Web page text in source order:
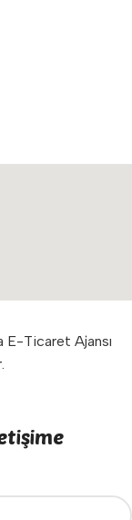
E-Ticaret Ajansı